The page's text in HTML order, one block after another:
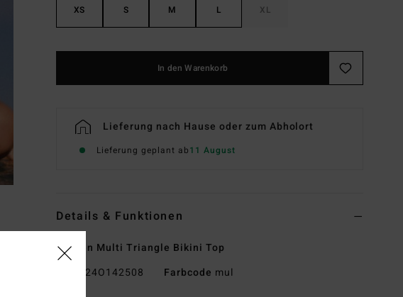
XS S M L XL
In den Warenkorb
Lieferung nach Hause oder zum Abholort
Lieferung geplant ab11 August
Details & Funktionen
Women Multi Triangle Bikini Top
24O142508 Farbcode mul